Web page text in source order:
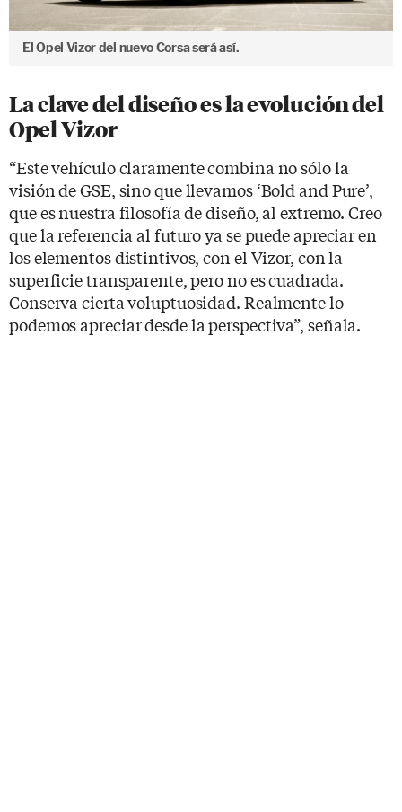
El Opel Vizor del nuevo Corsa será así.
La clave del diseño es la evolución del
Opel Vizor
“Este vehículo claramente combina no sólo la
visión de GSE, sino que llevamos ‘Bold and Pure’,
que es nuestra filosofía de diseño, al extremo. Creo
que la referencia al futuro ya se puede apreciar en
los elementos distintivos, con el Vizor, con la
superficie transparente, pero no es cuadrada.
Conserva cierta voluptuosidad. Realmente lo
podemos apreciar desde la perspectiva”, señala.